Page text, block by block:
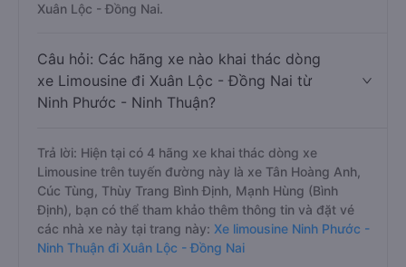
Xuân Lộc - Đồng Nai.
Câu hỏi: Các hãng xe nào khai thác dòng
xe Limousine đi Xuân Lộc - Đồng Nai từ
Ninh Phước - Ninh Thuận?
Trả lời: Hiện tại có 4 hãng xe khai thác dòng xe
Limousine trên tuyến đường này là xe Tân Hoàng Anh,
Cúc Tùng, Thùy Trang Bình Định, Mạnh Hùng (Bình
Định), bạn có thể tham khảo thêm thông tin và đặt vé
các nhà xe này tại trang này: Xe limousine Ninh Phước -
Ninh Thuận đi Xuân Lộc - Đồng Nai